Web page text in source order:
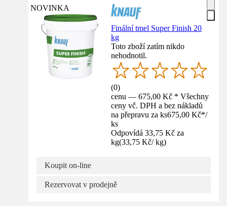
NOVINKA
Finální tmel Super Finish 20
kg
Toto zboží zatím nikdo
nehodnotil.
(0)
cenu — 675,00 Kč * Všechny
ceny vč. DPH a bez nákladů
na přepravu za ks675,00 Kč*/
ks
Odpovídá 33,75 Kč za
kg(33,75 Kč/ kg)
Koupit on-line
Rezervovat v prodejně